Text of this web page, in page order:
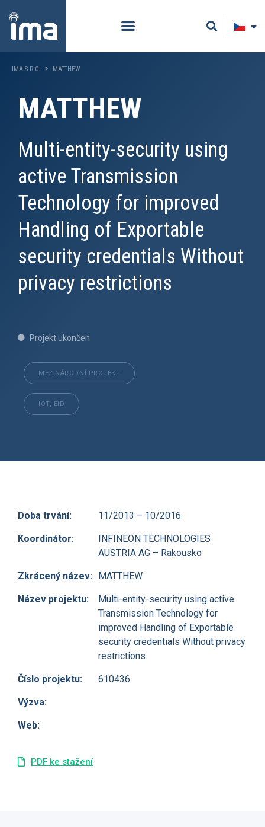
IMA S.R.O. MATTHEW
MATTHEW
Multi-entity-security using
active Transmission
Technology for improved
Handling of Exportable
security credentials Without
privacy restrictions
Projekt ukončen
MEZINÁRODNÍ PROJEKT
IOT, EID
Doba trvání: 11/2013 – 10/2016
Koordinátor:
INFINEON TECHNOLOGIES
AUSTRIA AG – Rakousko
Zkrácený název: MATTHEW
Název projektu:
Multi-entity-security using active
Transmission Technology for
improved Handling of Exportable
security credentials Without privacy
restrictions
Číslo projektu: 610436
Výzva:
Web:
PDF ke stažení